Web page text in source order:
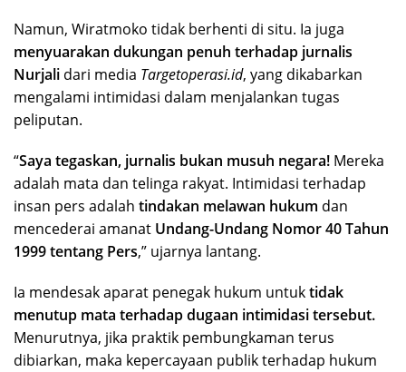
Namun, Wiratmoko tidak berhenti di situ. Ia juga
menyuarakan dukungan penuh terhadap jurnalis
Nurjali dari media Targetoperasi.id, yang dikabarkan
mengalami intimidasi dalam menjalankan tugas
peliputan.
“Saya tegaskan, jurnalis bukan musuh negara! Mereka
adalah mata dan telinga rakyat. Intimidasi terhadap
insan pers adalah tindakan melawan hukum dan
mencederai amanat Undang-Undang Nomor 40 Tahun
1999 tentang Pers,” ujarnya lantang.
Ia mendesak aparat penegak hukum untuktidak
menutup mata terhadap dugaan intimidasi tersebut.
Menurutnya, jika praktik pembungkaman terus
dibiarkan, maka kepercayaan publik terhadap hukum